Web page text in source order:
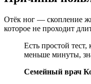
Отёк ног — скопление
которое не проходит
Есть простой
меньше минуты,
Семейный врач